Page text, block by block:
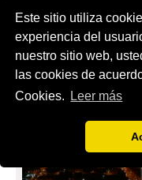
Este sitio utiliza
experiencia del
nuestro sitio web,
las cookies de
Cookies.
Leer más
Fútbol Peruano